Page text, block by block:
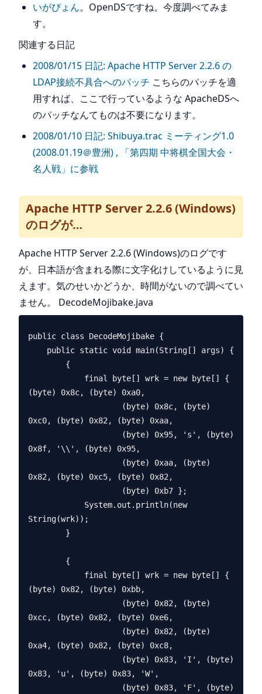
いがぴょん。OpenDSですね。今度調べてみま
す。
関連する日記
2008/01/15 日記: Apache HTTP Server 2.2.6 の
LDAP接続不具合へのパッチ こちらのパッチを適
用すれば、ここで行っているような ApacheDSへ
のパッチなんてものは不要になります。
2008/01/10 日記: Shibuya.trac ミーティング1.0
(2008.01.19＠豊洲) , 「第四期 中将棋全国大会・
名人戦」に参戦
Apache HTTP Server 2.2.6 (Windows)
のログが…
Apache HTTP Server 2.2.6 (Windows)のログです
が、日本語が含まれる際に文字化けしているように見
えます。気のせいかどうか、時間がないので調べてい
ません。 DecodeMojibake.java
public class DecodeMojibake {
(byte) 0x8c, (byte) 0xa0,
0xc0, (byte) 0x82, (byte) 0xaa,
0x8f, '\\', (byte) 0x95,
0x82, (byte) 0xc5, (byte) 0x82,
String(wrk));
(byte) 0x82, (byte) 0xbb,
0xcc, (byte) 0x82, (byte) 0xe6,
0xa4, (byte) 0x82, (byte) 0xc8,
0x83, 'u', (byte) 0x83, 'W',